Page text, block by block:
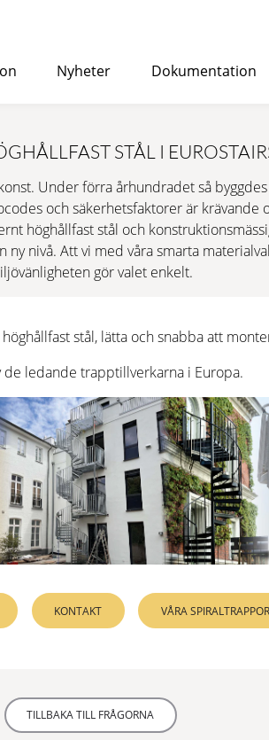
både inomhus- och utomhusbruk och
bostadshus.
→ OFFERTFÖRFRÅGAN
spiraltrappa av hög kvalitet,
detaljer.
YTBEHANDLING RAL FÄRGER
spiraltrappa för inomhusbruk
design.
YTBEHANDLING RAL FÄRGER
Nyheter Dokumentation
STÅL I
Under förra århundradet så
och säkerhetsfaktorer är
höghållfast stål och
nivå. Att vi med våra smarta
gör valet enkelt.
stål, lätta och snabba att
de ledande trapptillverkarna i Europa.
KONTAKT VÅRA SPIRALTRAPPOR
TILLBAKA TILL FRÅGORNA